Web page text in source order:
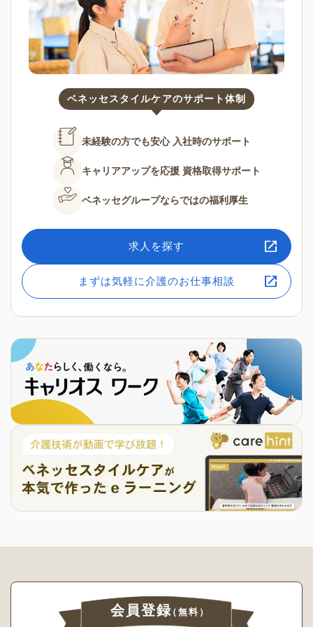
ベネッセスタイルケアのサポート体制
未経験の方でも安心 入社時のサポート
キャリアアップを応援 資格取得サポート
ベネッセグループならではの福利厚生
求人を探す
まずは気軽に介護のお仕事相談
会員登録（無料）